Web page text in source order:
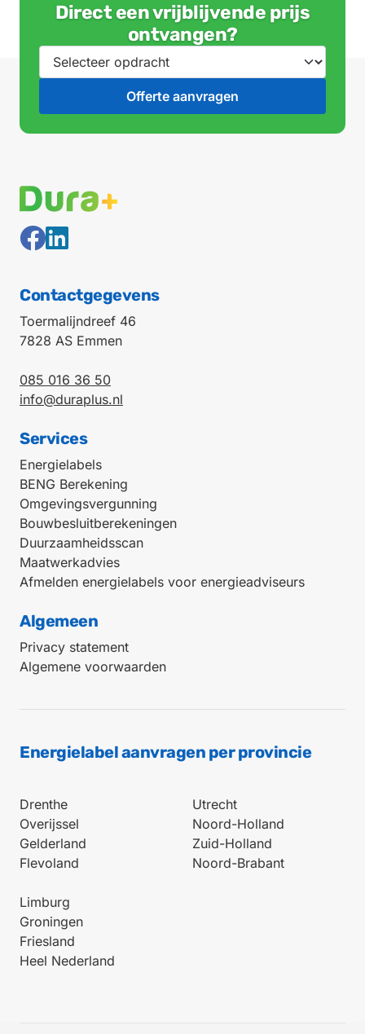
Direct een vrijblijvende prijs
ontvangen?
Contactgegevens
Toermalijndreef 46
7828 AS Emmen
085 016 36 50
info@duraplus.nl
Services
Energielabels
BENG Berekening
Omgevingsvergunning
Bouwbesluitberekeningen
Duurzaamheidsscan
Maatwerkadvies
Afmelden energielabels voor energieadviseurs
Algemeen
Privacy statement
Algemene voorwaarden
Energielabel aanvragen per provincie
Drenthe
Overijssel
Gelderland
Flevoland
Utrecht
Noord-Holland
Zuid-Holland
Noord-Brabant
Limburg
Groningen
Friesland
Heel Nederland